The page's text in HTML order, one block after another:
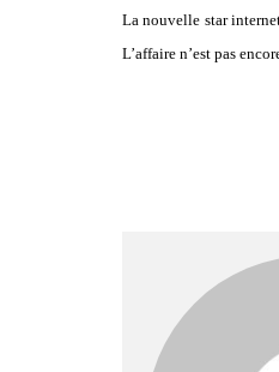
La nouvelle star
L’affaire n’est pas